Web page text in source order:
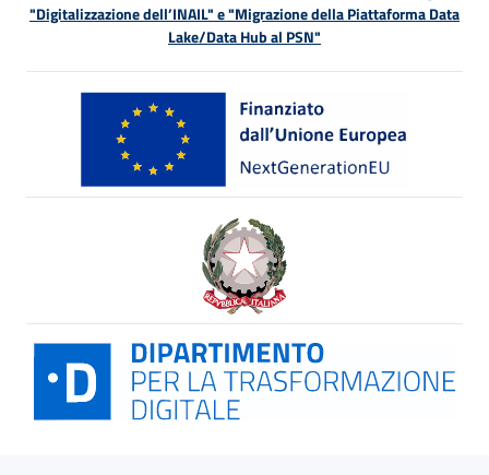
"Digitalizzazione dell’INAIL" e "Migrazione della Piattaforma Data
Lake/Data Hub al PSN"